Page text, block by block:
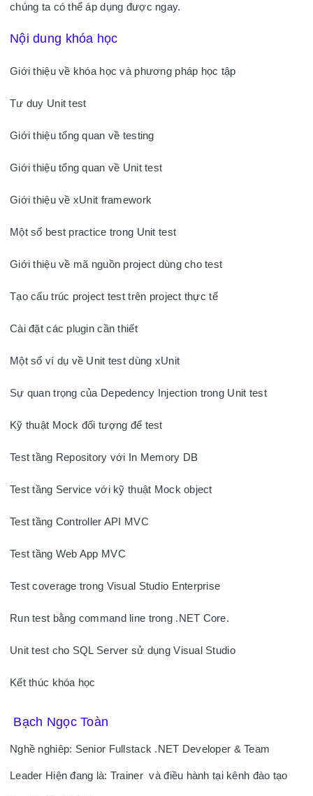
chúng ta có thể áp dụng được ngay.
Nội dung khóa học
Giới thiệu về khóa học và phương pháp học tập
Tư duy Unit test
Giới thiệu tổng quan về testing
Giới thiệu tổng quan về Unit test
Giới thiệu về xUnit framework
Một số best practice trong Unit test
Giới thiệu về mã nguồn project dùng cho test
Tạo cấu trúc project test trên project thực tế
Cài đặt các plugin cần thiết
Một số ví dụ về Unit test dùng xUnit
Sự quan trọng của Depedency Injection trong Unit test
Kỹ thuật Mock đối tượng để test
Test tầng Repository với In Memory DB
Test tầng Service với kỹ thuật Mock object
Test tầng Controller API MVC
Test tầng Web App MVC
Test coverage trong Visual Studio Enterprise
Run test bằng command line trong .NET Core.
Unit test cho SQL Server sử dụng Visual Studio
Kết thúc khóa học
Bạch Ngọc Toàn
Nghề nghiêp: Senior Fullstack .NET Developer & Team
Leader Hiện đang là: Trainer  và điều hành tại kênh đào tạo